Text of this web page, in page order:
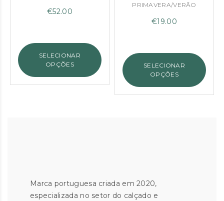
€52.00
SELECIONAR
OPÇÕES
PRIMAVERA/VERÃO
€19.00
SELECIONAR
OPÇÕES
Marca portuguesa criada em 2020,
especializada no setor do calçado e